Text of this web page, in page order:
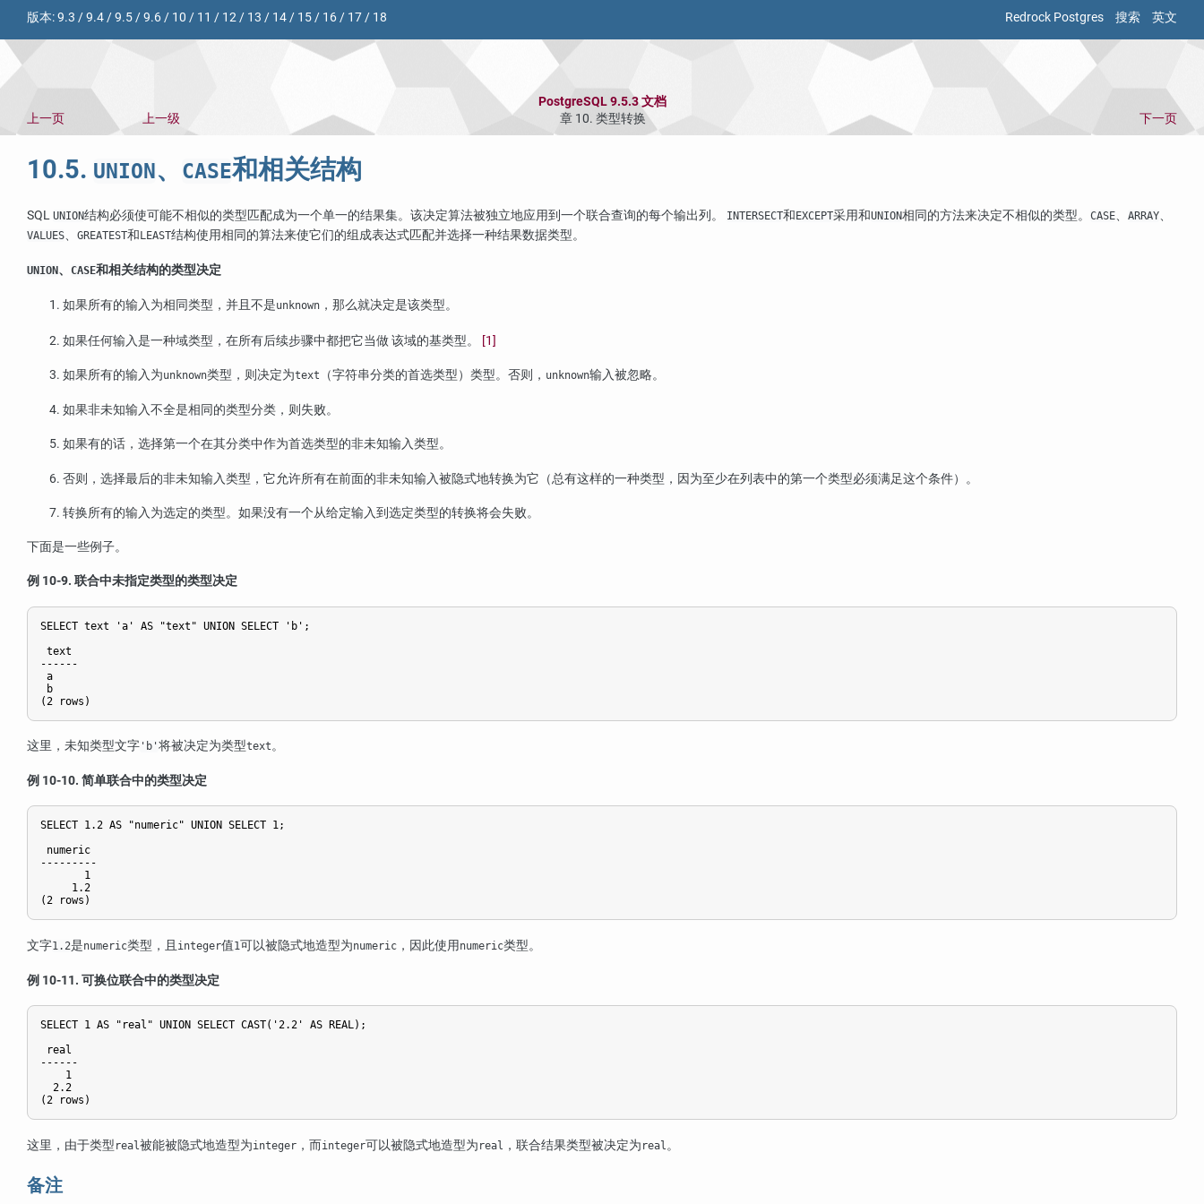
Redrock Postgres 搜索 英文
版本:9.3 /9.4/9.5/9.6/ 10 / 11 / 12/ 13 / 14/ 15/ 16/ 17/ 18
PostgreSQL 9.5.3 文档
上一页
上一级 章 10. 类型转换 下一页
10.5. UNION、 CASE和相关结构
SQL UNION结构必须使可能不相似的类型匹配成为一个单一的结果集。该决定算法被独立地应用到一个联合查询的每个输出列。 INTERSECT和EXCEPT采用和UNION相同的方法来决定不相似的类型。 CASE、 ARRAY、
VALUES、 GREATEST和LEAST结构使用相同的算法来使它们的组成表达式匹配并选择一种结果数据类型。
UNION 、 CASE和相关结构的类型决定
如果所有的输入为相同类型，并且不是unknown ，那么就决定是该类型。
如果任何输入是一种域类型，在所有后续步骤中都把它当做 该域的基类型。 [1]
如果所有的输入为unknown类型，则决定为text （字符串分类的首选类型）类型。否则， unknown输入被忽略。
如果非未知输入不全是相同的类型分类，则失败。
如果有的话，选择第一个在其分类中作为首选类型的非未知输入类型。
否则，选择最后的非未知输入类型，它允许所有在前面的非未知输入被隐式地转换为它（总有这样的一种类型，因为至少在列表中的第一个类型必须满足这个条件）。
转换所有的输入为选定的类型。如果没有一个从给定输入到选定类型的转换将会失败。
下面是一些例子。
例 10-9. 联合中未指定类型的类型决定
SELECT text 'a' AS "text" UNION SELECT 'b';
text
------
a
b
(2 rows)
这里，未知类型文字 'b' 将被决定为类型text。
例 10-10. 简单联合中的类型决定
SELECT 1.2 AS "numeric" UNION SELECT 1;
numeric
---------
       1
     1.2
(2 rows)
文字1.2是numeric类型，且 integer值1可以被隐式地造型为numeric ，因此使用 numeric类型。
例 10-11. 可换位联合中的类型决定
SELECT 1 AS "real" UNION SELECT CAST('2.2' AS REAL);
real
------
    1
  2.2
(2 rows)
这里，由于类型 real 被能被隐式地造型为integer ，而integer可以被隐式地造型为 real ，联合结果类型被决定为 real 。
备注